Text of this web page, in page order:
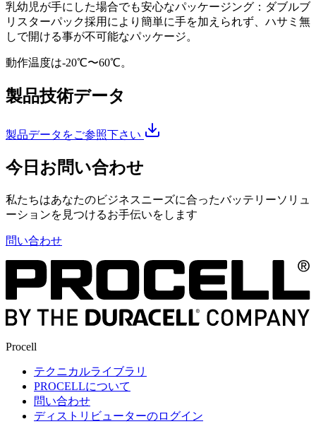
乳幼児が手にした場合でも安心なパッケージング：ダブルブ
リスターパック採用により簡単に手を加えられず、ハサミ無
しで開ける事が不可能なパッケージ。
動作温度は-20℃〜60℃。
製品技術データ
製品データをご参照下さい
今日お問い合わせ
私たちはあなたのビジネスニーズに合ったバッテリーソリュ
ーションを見つけるお手伝いをします
問い合わせ
Procell
テクニカルライブラリ
PROCELLについて
問い合わせ
ディストリビューターのログイン